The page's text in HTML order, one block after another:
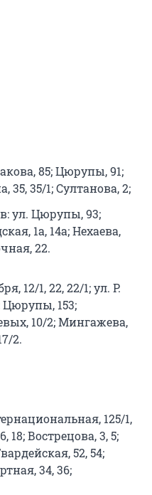
85; Цюрупы, 91;
35, 35/1; Султанова, 2;
ул. Цюрупы, 93;
1а, 14а; Нехаева,
22.
12/1, 22, 22/1; ул. Р.
Цюрупы, 153;
10/2; Мингажева,
2.
125/1,
18; Вострецова, 3, 5;
52, 54;
34, 36;